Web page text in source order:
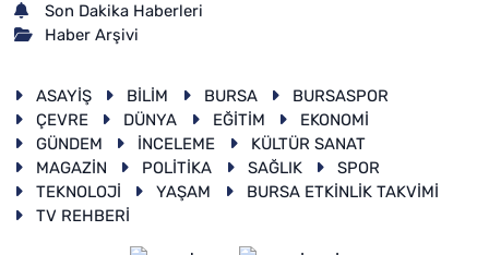
Son Dakika Haberleri
Haber Arşivi
ASAYİŞ BİLİM BURSA
BURSASPOR
ÇEVRE
DÜNYA EĞİTİM
EKONOMİ
GÜNDEM
İNCELEME
KÜLTÜR SANAT
MAGAZİN
POLİTİKA SAĞLIK
SPOR
TEKNOLOJİ
YAŞAM
BURSA ETKİNLİK TAKVİMİ
TV REHBERİ